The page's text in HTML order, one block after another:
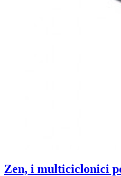
Zen, i multiciclonici